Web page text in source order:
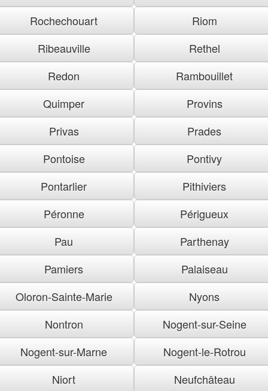
Rochechouart
Riom
Ribeauville
Rethel
Redon
Rambouillet
Quimper
Provins
Privas
Prades
Pontoise
Pontivy
Pontarlier
Pithiviers
Péronne
Périgueux
Pau
Parthenay
Pamiers
Palaiseau
Oloron-Sainte-Marie
Nyons
Nontron
Nogent-sur-Seine
Nogent-sur-Marne
Nogent-le-Rotrou
Niort
Neufchâteau